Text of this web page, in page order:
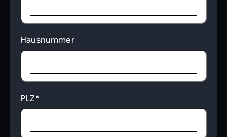
Hausnummer
PLZ*